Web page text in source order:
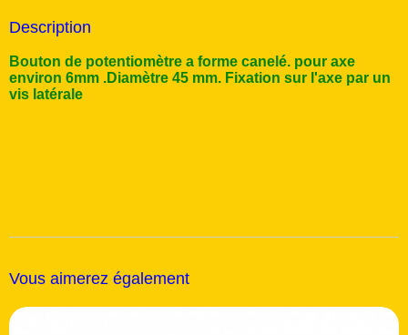
Description
Bouton de potentiomètre a forme canelé. pour axe
environ 6mm .Diamètre 45 mm. Fixation sur l'axe par un
vis latérale
Vous aimerez également